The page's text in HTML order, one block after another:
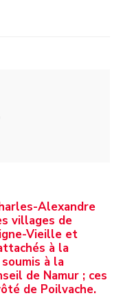
Alexandre
villages de
Vieille et
à la
à la
de Namur ; ces
de Poilvache.